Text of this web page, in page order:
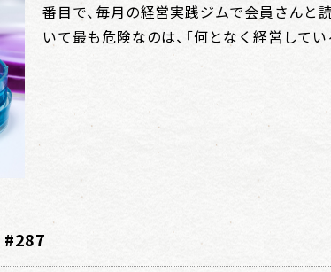
番目で、毎月の経営実践ジムで会員さんと
いて最も危険なのは、「何となく経営して